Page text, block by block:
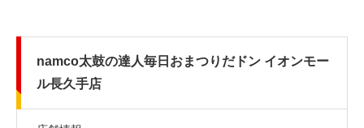
namco太鼓の達人毎日おまつりだドン イオンモー
ル長久手店